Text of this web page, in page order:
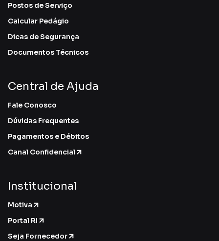
Postos de Serviço
Calcular Pedágio
Dicas de Segurança
Documentos Técnicos
Central de Ajuda
Fale Conosco
Dúvidas Frequentes
Pagamentos e Débitos
Canal Confidencial
Institucional
Motiva
Portal RI
Seja Fornecedor